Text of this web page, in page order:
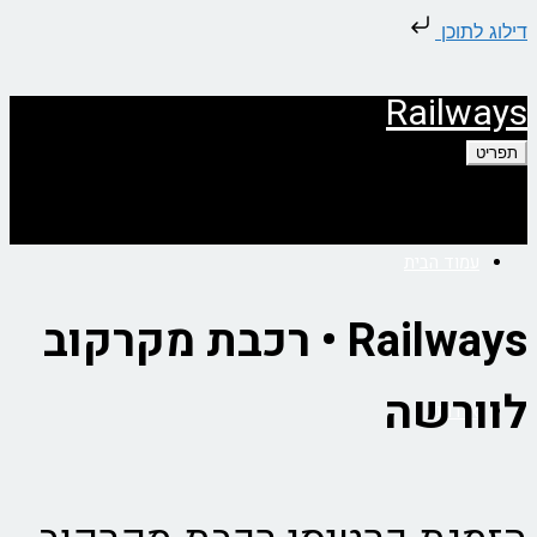
דילוג לתוכן
Railways
תפריט
אודות
Railways • רכבת מקרקוב
לוורשה